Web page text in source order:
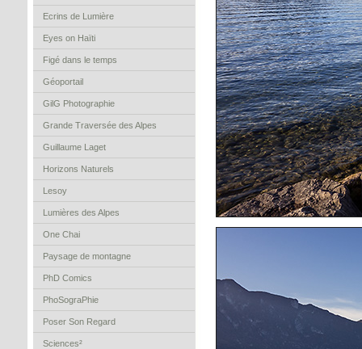
Ecrins de Lumière
Eyes on Haïti
Figé dans le temps
Géoportail
GilG Photographie
Grande Traversée des Alpes
Guillaume Laget
Horizons Naturels
Lesoy
Lumières des Alpes
One Chai
Paysage de montagne
PhD Comics
PhoSograPhie
Poser Son Regard
Sciences²